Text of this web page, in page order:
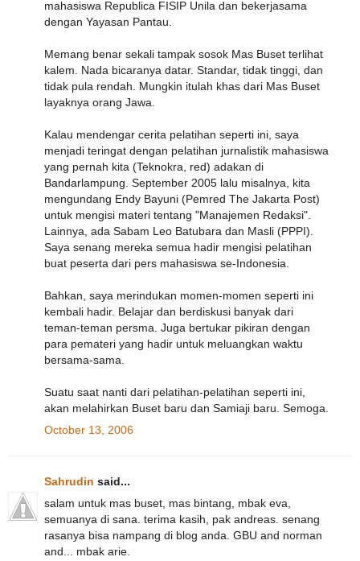
mahasiswa Republica FISIP Unila dan bekerjasama
dengan Yayasan Pantau.
Memang benar sekali tampak sosok Mas Buset terlihat
kalem. Nada bicaranya datar. Standar, tidak tinggi, dan
tidak pula rendah. Mungkin itulah khas dari Mas Buset
layaknya orang Jawa.
Kalau mendengar cerita pelatihan seperti ini, saya
menjadi teringat dengan pelatihan jurnalistik mahasiswa
yang pernah kita (Teknokra, red) adakan di
Bandarlampung. September 2005 lalu misalnya, kita
mengundang Endy Bayuni (Pemred The Jakarta Post)
untuk mengisi materi tentang "Manajemen Redaksi".
Lainnya, ada Sabam Leo Batubara dan Masli (PPPI).
Saya senang mereka semua hadir mengisi pelatihan
buat peserta dari pers mahasiswa se-Indonesia.
Bahkan, saya merindukan momen-momen seperti ini
kembali hadir. Belajar dan berdiskusi banyak dari
teman-teman persma. Juga bertukar pikiran dengan
para pemateri yang hadir untuk meluangkan waktu
bersama-sama.
Suatu saat nanti dari pelatihan-pelatihan seperti ini,
akan melahirkan Buset baru dan Samiaji baru. Semoga.
October 13, 2006
Sahrudin said...
salam untuk mas buset, mas bintang, mbak eva,
semuanya di sana. terima kasih, pak andreas. senang
rasanya bisa nampang di blog anda. GBU and norman
and... mbak arie.